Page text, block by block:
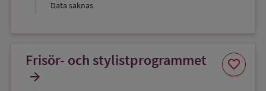
Data saknas
Frisör- och stylistprogrammet
arrow_forward
favorite
Spara
som